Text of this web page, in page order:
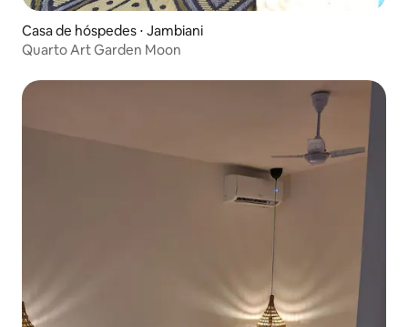
Casa de hóspedes ⋅ Jambiani
Quarto Art Garden Moon